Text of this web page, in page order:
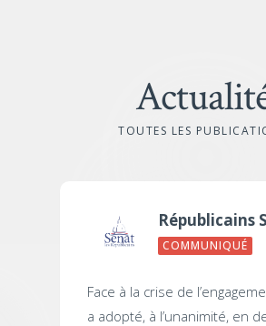
TOUTES LES
Républicains
COMMUNIQUÉ
Face à la crise de
a adopté, à l’unanimité, en